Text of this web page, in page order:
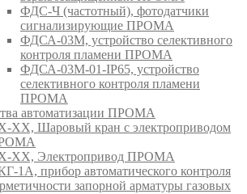
ФДС-Ч (частотный), фотодатчики
сигнализирующие ПРОМА
ФДСА-03М, устройство селективного
контроля пламени ПРОМА
ФДСА-03М-01-IP65, устройство
селективного контроля пламени
ПРОМА
автоматизации ПРОМА
XX, Шаровый кран c электроприводом
XX, Электропривод ПРОМА
1А, прибор автоматического контроля
запорной арматуры газовых